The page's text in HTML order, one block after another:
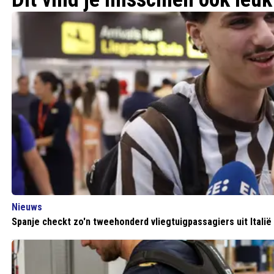
Nieuws
Spanje checkt zo'n tweehonderd vliegtuigpassagiers uit Italië